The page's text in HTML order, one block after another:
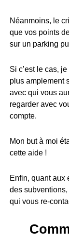
Néanmoins, le
que vos points
sur un parking
Si c’est le cas,
plus amplement
avec qui vous
regarder avec
compte.
Mon but à moi
cette aide !
Enfin, quant aux
des
qui vous re-